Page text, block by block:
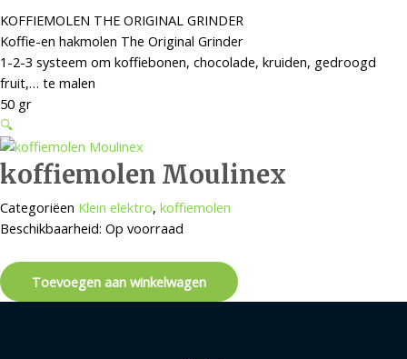
KOFFIEMOLEN THE ORIGINAL GRINDER
Koffie-en hakmolen The Original Grinder
1-2-3 systeem om koffiebonen, chocolade, kruiden, gedroogd
fruit,… te malen
50 gr
🔍
koffiemolen Moulinex
Categoriëen Klein elektro, koffiemolen
Beschikbaarheid: Op voorraad
Toevoegen aan winkelwagen